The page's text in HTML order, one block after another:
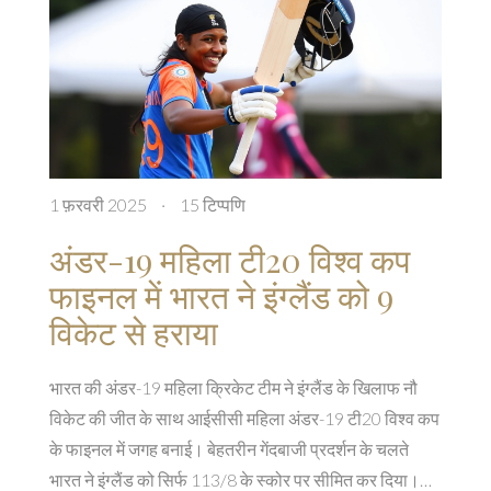
1 फ़रवरी 2025 · 15 टिप्पणि
अंडर-19 महिला टी20 विश्व कप
फाइनल में भारत ने इंग्लैंड को 9
विकेट से हराया
भारत की अंडर-19 महिला क्रिकेट टीम ने इंग्लैंड के खिलाफ नौ
विकेट की जीत के साथ आईसीसी महिला अंडर-19 टी20 विश्व कप
के फाइनल में जगह बनाई। बेहतरीन गेंदबाजी प्रदर्शन के चलते
भारत ने इंग्लैंड को सिर्फ 113/8 के स्कोर पर सीमित कर दिया।